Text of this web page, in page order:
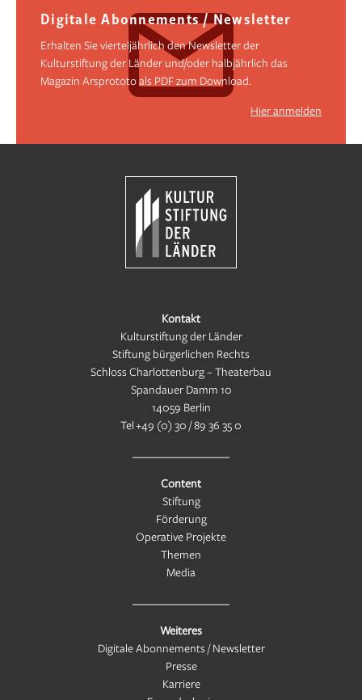
Digitale Abonnements / Newsletter
Erhalten Sie vierteljährlich den Newsletter der
Kulturstiftung der Länder und/oder halbjährlich das
Magazin Arsprototo als PDF zum Download.
Hier anmelden
Kontakt
Kulturstiftung der Länder
Stiftung bürgerlichen Rechts
Schloss Charlottenburg – Theaterbau
Spandauer Damm 10
14059 Berlin
Tel+49 (0) 30 / 89 36 35 0
Content
Stiftung
Förderung
Operative Projekte
Themen
Media
Weiteres
Digitale Abonnements / Newsletter
Presse
Karriere